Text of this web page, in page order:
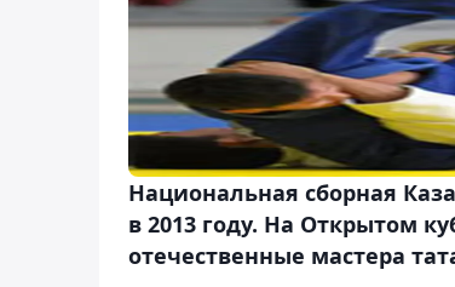
Национальная сборная
в 2013 году. На Открытом
отечественные мастера